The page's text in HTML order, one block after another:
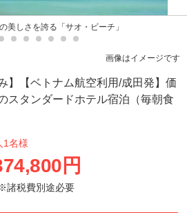
美しさを誇る「サオ・ビーチ」
画像はイメージです
】【ベトナム航空利用/成田発】価
スタンダードホテル宿泊（毎朝食
1名様
円
諸税費別途必要